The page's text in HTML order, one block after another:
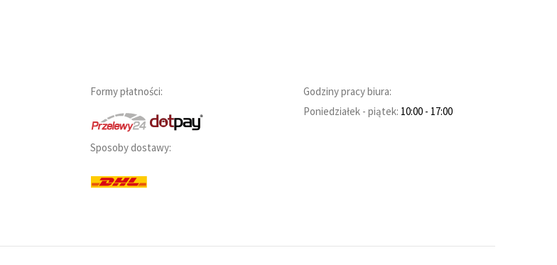
Formy płatności:
Sposoby dostawy:
Godziny pracy biura:
Poniedziałek - piątek: 10:00 - 17:00